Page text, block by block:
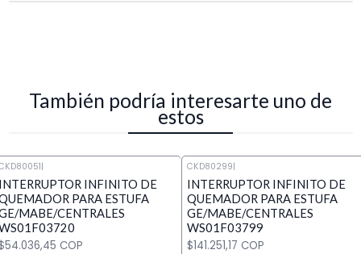
También podría interesarte uno de
estos
|
INFINITO DE
PARA ESTUFA
MABE/CENTRALES
COP
CKD80299|
INTERRUPTOR INFINITO DE
QUEMADOR PARA ESTUFA
GE/MABE/CENTRALES
WS01F03799
$141.251,17 COP